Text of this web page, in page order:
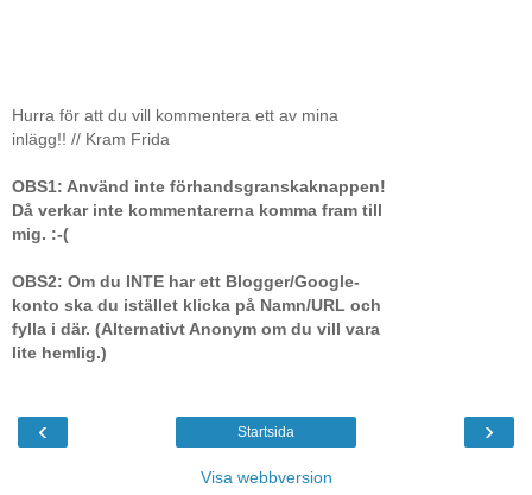
Hurra för att du vill kommentera ett av mina
inlägg!! // Kram Frida
OBS1: Använd inte förhandsgranskaknappen!
Då verkar inte kommentarerna komma fram till
mig. :-(
OBS2: Om du INTE har ett Blogger/Google-
konto ska du istället klicka på Namn/URL och
fylla i där. (Alternativt Anonym om du vill vara
lite hemlig.)
‹ ›
Startsida
Visa webbversion